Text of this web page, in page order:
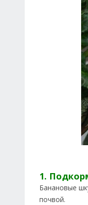
1.
Банановые
почвой.